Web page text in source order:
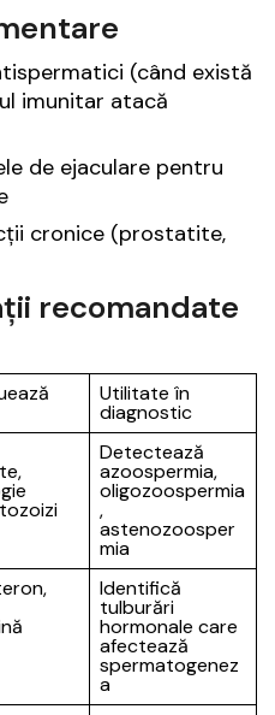
(când există
imunitar atacă
de ejaculare pentru
cronice (prostatite,
recomandate
Utilitate în
diagnostic
Detectează
azoospermia,
oligozoospermia
,
astenozoosper
mia
Identifică
tulburări
hormonale care
afectează
spermatogenez
a